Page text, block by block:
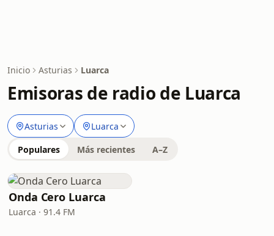
Inicio Asturias Luarca
Emisoras de radio de Luarca
Asturias Luarca
Populares Más recientes A–Z
Onda Cero Luarca
Luarca · 91.4 FM